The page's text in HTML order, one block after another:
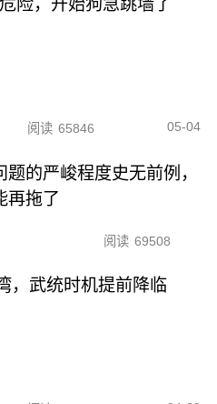
险，开始狗急跳墙了
阅读 65846 05-04
题的严峻程度史无前例，
再拖了
阅读 69508
，武统时机提前降临